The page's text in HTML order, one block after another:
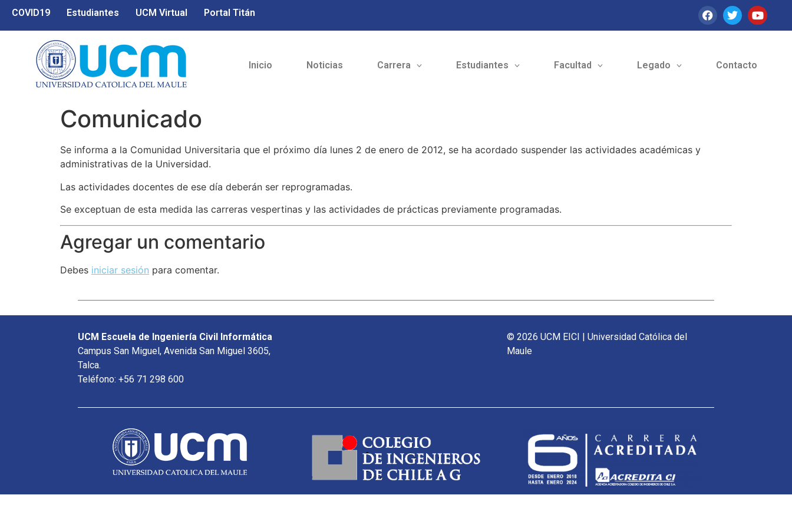
COVID19 Estudiantes UCM Virtual Portal Titán
Inicio Noticias Carrera Estudiantes Facultad Legado Contacto
Comunicado
Se informa a la Comunidad Universitaria que el próximo día lunes 2 de enero de 2012, se ha acordado suspender las actividades académicas y
administrativas de la Universidad.
Las actividades docentes de ese día deberán ser reprogramadas.
Se exceptuan de esta medida las carreras vespertinas y las actividades de prácticas previamente programadas.
Agregar un comentario
Debes iniciar sesión para comentar.
UCM Escuela de Ingeniería Civil Informática
Campus San Miguel, Avenida San Miguel 3605,
Talca.
Teléfono: +56 71 298 600
© 2026 UCM EICI | Universidad Católica del
Maule